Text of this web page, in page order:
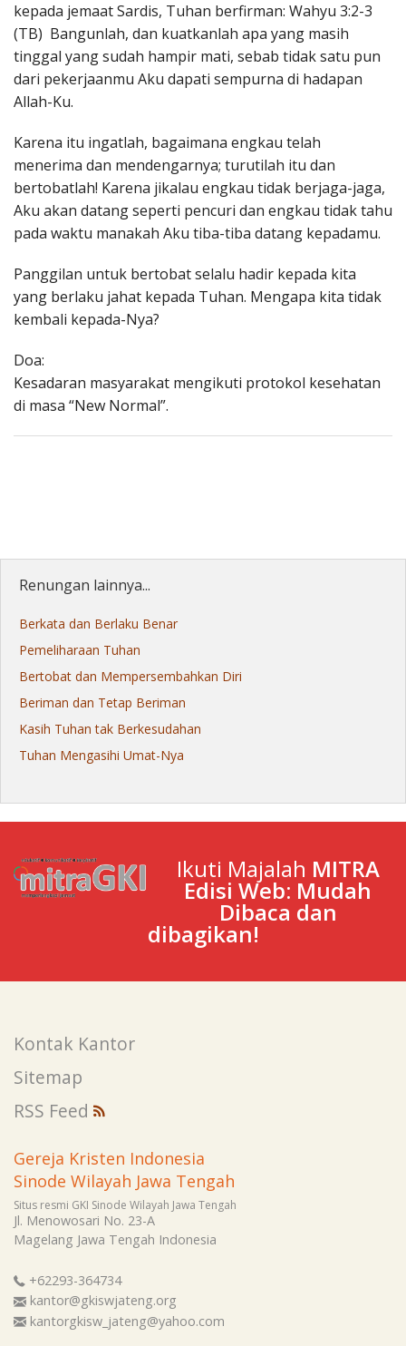
kepada jemaat Sardis, Tuhan berfirman: Wahyu 3:2-3
(TB) Bangunlah, dan kuatkanlah apa yang masih
tinggal yang sudah hampir mati, sebab tidak satu pun
dari pekerjaanmu Aku dapati sempurna di hadapan
Allah-Ku.
Karena itu ingatlah, bagaimana engkau telah
menerima dan mendengarnya; turutilah itu dan
bertobatlah! Karena jikalau engkau tidak berjaga-jaga,
Aku akan datang seperti pencuri dan engkau tidak tahu
pada waktu manakah Aku tiba-tiba datang kepadamu.
Panggilan untuk bertobat selalu hadir kepada kita
yang berlaku jahat kepada Tuhan. Mengapa kita tidak
kembali kepada-Nya?
Doa:
Kesadaran masyarakat mengikuti protokol kesehatan
di masa “New Normal”.
Renungan lainnya...
Berkata dan Berlaku Benar
Pemeliharaan Tuhan
Bertobat dan Mempersembahkan Diri
Beriman dan Tetap Beriman
Kasih Tuhan tak Berkesudahan
Tuhan Mengasihi Umat-Nya
Ikuti Majalah MITRA
Edisi Web: Mudah
Dibaca dan
dibagikan!
Kontak Kantor
Sitemap
RSS Feed
Gereja Kristen Indonesia
Sinode Wilayah Jawa Tengah
Situs resmi GKI Sinode Wilayah Jawa Tengah
Jl. Menowosari No. 23-A
Magelang Jawa Tengah Indonesia
+62293-364734
kantor@gkiswjateng.org
kantorgkisw_jateng@yahoo.com